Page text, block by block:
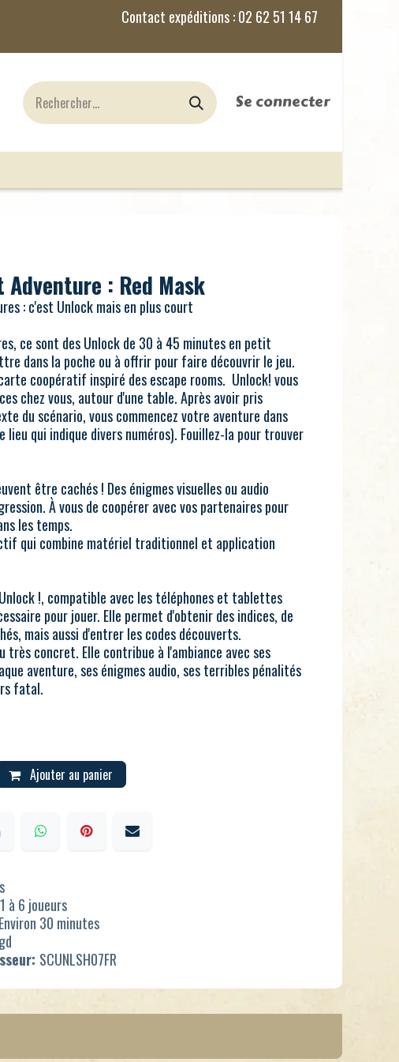
Se connecter
: Red Mask
: c'est Unlock mais en plus court
ce sont des Unlock de 30 à 45 minutes en petit
dans la poche ou à offrir pour faire découvrir le jeu.
coopératif inspiré des escape rooms. Unlock! vous
chez vous, autour d'une table. Après avoir pris
du scénario, vous commencez votre aventure dans
lieu qui indique divers numéros). Fouillez-la pour trouver
être cachés ! Des énigmes visuelles ou audio
À vous de coopérer avec vos partenaires pour
les temps.
qui combine matériel traditionnel et application
!, compatible avec les téléphones et tablettes
pour jouer. Elle permet d'obtenir des indices, de
mais aussi d'entrer les codes découverts.
très concret. Elle contribue à l'ambiance avec ses
aventure, ses énigmes audio, ses terribles pénalités
fatal.
Ajouter au panier
1 à 6 joueurs
Environ 30 minutes
SCUNLSH07FR